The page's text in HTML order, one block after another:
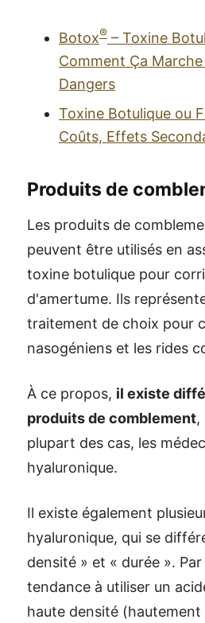
Botox® – Toxine
Comment Ça Marche
Dangers
Toxine Botulique ou
Coûts, Effets
Produits de
Les produits de
peuvent être utilisés en
toxine botulique pour
d'amertume. Ils
traitement de choix pour
nasogéniens et les rides
À ce propos, il existe
produits de comblement,
plupart des cas, les
hyaluronique.
Il existe également
hyaluronique, qui se
densité » et « durée ».
tendance à utiliser un
haute densité